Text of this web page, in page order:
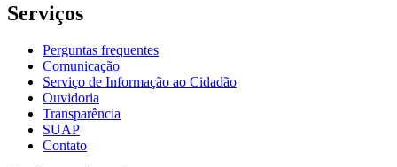
Serviços
Perguntas frequentes
Comunicação
Serviço de Informação ao Cidadão
Ouvidoria
Transparência
SUAP
Contato